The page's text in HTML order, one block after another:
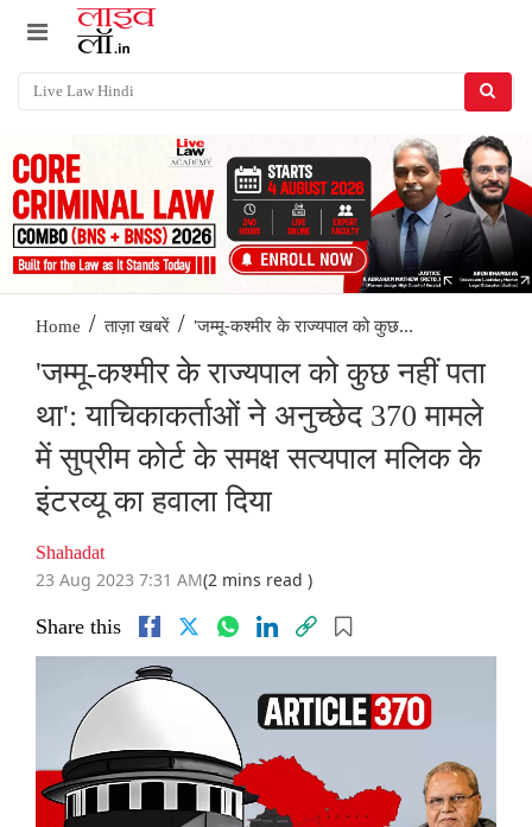
Home / ताज़ा खबरें / 'जम्मू-कश्मीर के राज्यपाल को कुछ...
'जम्मू-कश्मीर के राज्यपाल को कुछ नहीं पता
था': याचिकाकर्ताओं ने अनुच्छेद 370 मामले
में सुप्रीम कोर्ट के समक्ष सत्यपाल मलिक के
इंटरव्यू का हवाला दिया
Shahadat
23 Aug 2023 7:31 AM(2 mins read )
Share this